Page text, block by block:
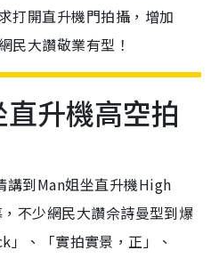
打開直升機門拍攝，增加
民大讚敬業有型！
升機高空拍
講到Man姐坐直升機High
不少網民大讚佘詩曼型到爆
、「實拍實景，正」、